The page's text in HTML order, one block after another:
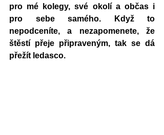
pro mé kolegy, své okolí a občas i
pro sebe samého. Když to
nepodceníte, a nezapomenete, že
štěstí přeje připraveným, tak se dá
přežít ledasco.